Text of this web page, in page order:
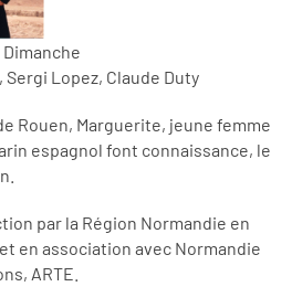
Lopez, Claude Duty
Rouen, Marguerite, jeune femme
espagnol font connaissance, le
par la Région Normandie en
en association avec Normandie
ARTE.